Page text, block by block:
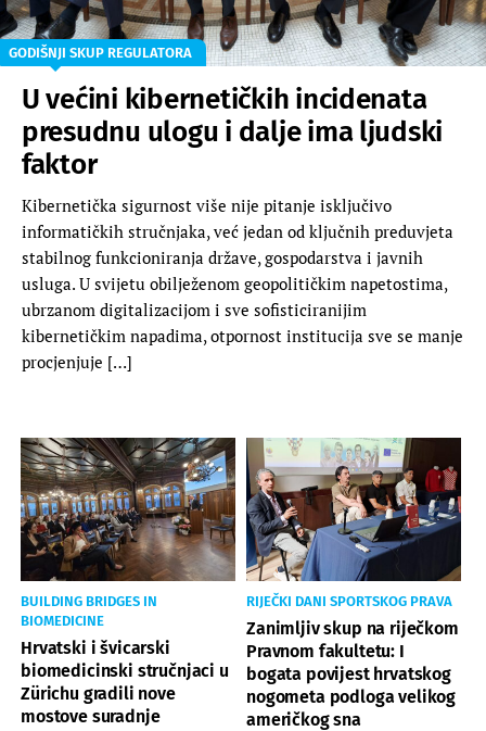
GODIŠNJI SKUP REGULATORA
U većini kibernetičkih incidenata
presudnu ulogu i dalje ima ljudski
faktor
Kibernetička sigurnost više nije pitanje isključivo
informatičkih stručnjaka, već jedan od ključnih preduvjeta
stabilnog funkcioniranja države, gospodarstva i javnih
usluga. U svijetu obilježenom geopolitičkim napetostima,
ubrzanom digitalizacijom i sve sofisticiranijim
kibernetičkim napadima, otpornost institucija sve se manje
procjenjuje […]
BUILDING BRIDGES IN
BIOMEDICINE
Hrvatski i švicarski
biomedicinski stručnjaci u
Zürichu gradili nove
mostove suradnje
RIJEČKI DANI SPORTSKOG PRAVA
Zanimljiv skup na riječkom
Pravnom fakultetu: I
bogata povijest hrvatskog
nogometa podloga velikog
američkog sna